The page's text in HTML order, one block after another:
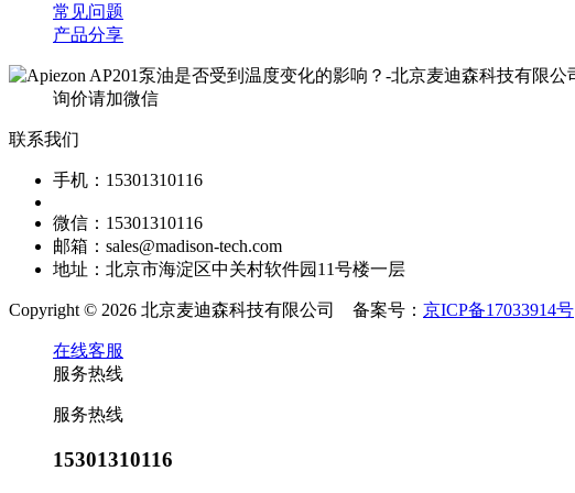
常见问题
产品分享
询价请加微信
联系我们
手机：15301310116
微信：15301310116
邮箱：sales@madison-tech.com
地址：北京市海淀区中关村软件园11号楼一层
Copyright © 2026 北京麦迪森科技有限公司 备案号： 京ICP备17033914号
在线客服
服务热线
服务热线
15301310116